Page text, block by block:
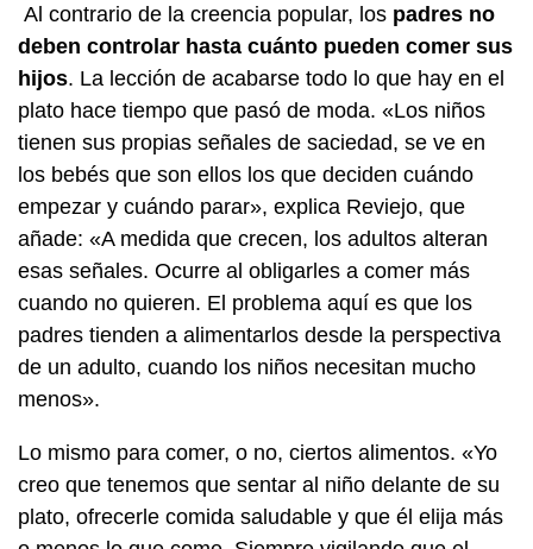
Al contrario de la creencia popular, los padres no
deben controlar hasta cuánto pueden comer sus
hijos. La lección de acabarse todo lo que hay en el
plato hace tiempo que pasó de moda. «Los niños
tienen sus propias señales de saciedad, se ve en
los bebés que son ellos los que deciden cuándo
empezar y cuándo parar», explica Reviejo, que
añade: «A medida que crecen, los adultos alteran
esas señales. Ocurre al obligarles a comer más
cuando no quieren. El problema aquí es que los
padres tienden a alimentarlos desde la perspectiva
de un adulto, cuando los niños necesitan mucho
menos».
Lo mismo para comer, o no, ciertos alimentos. «Yo
creo que tenemos que sentar al niño delante de su
plato, ofrecerle comida saludable y que él elija más